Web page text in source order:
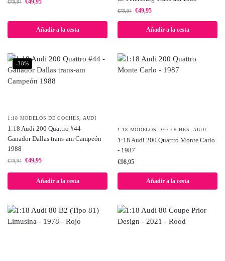
€79,94 €49,95
Añadir a la cesta
€79,94 €49,95
Añadir a la cesta
-38%
1:18 MODELOS DE COCHES AUDI
1:18 Audi 200 Quattro #44 -
Ganador Dallas trans-am Campeón
1988
€79,94 €49,95
Añadir a la cesta
1:18 MODELOS DE COCHES AUDI
1:18 Audi 200 Quattro Monte Carlo
- 1987
€98,95
Añadir a la cesta